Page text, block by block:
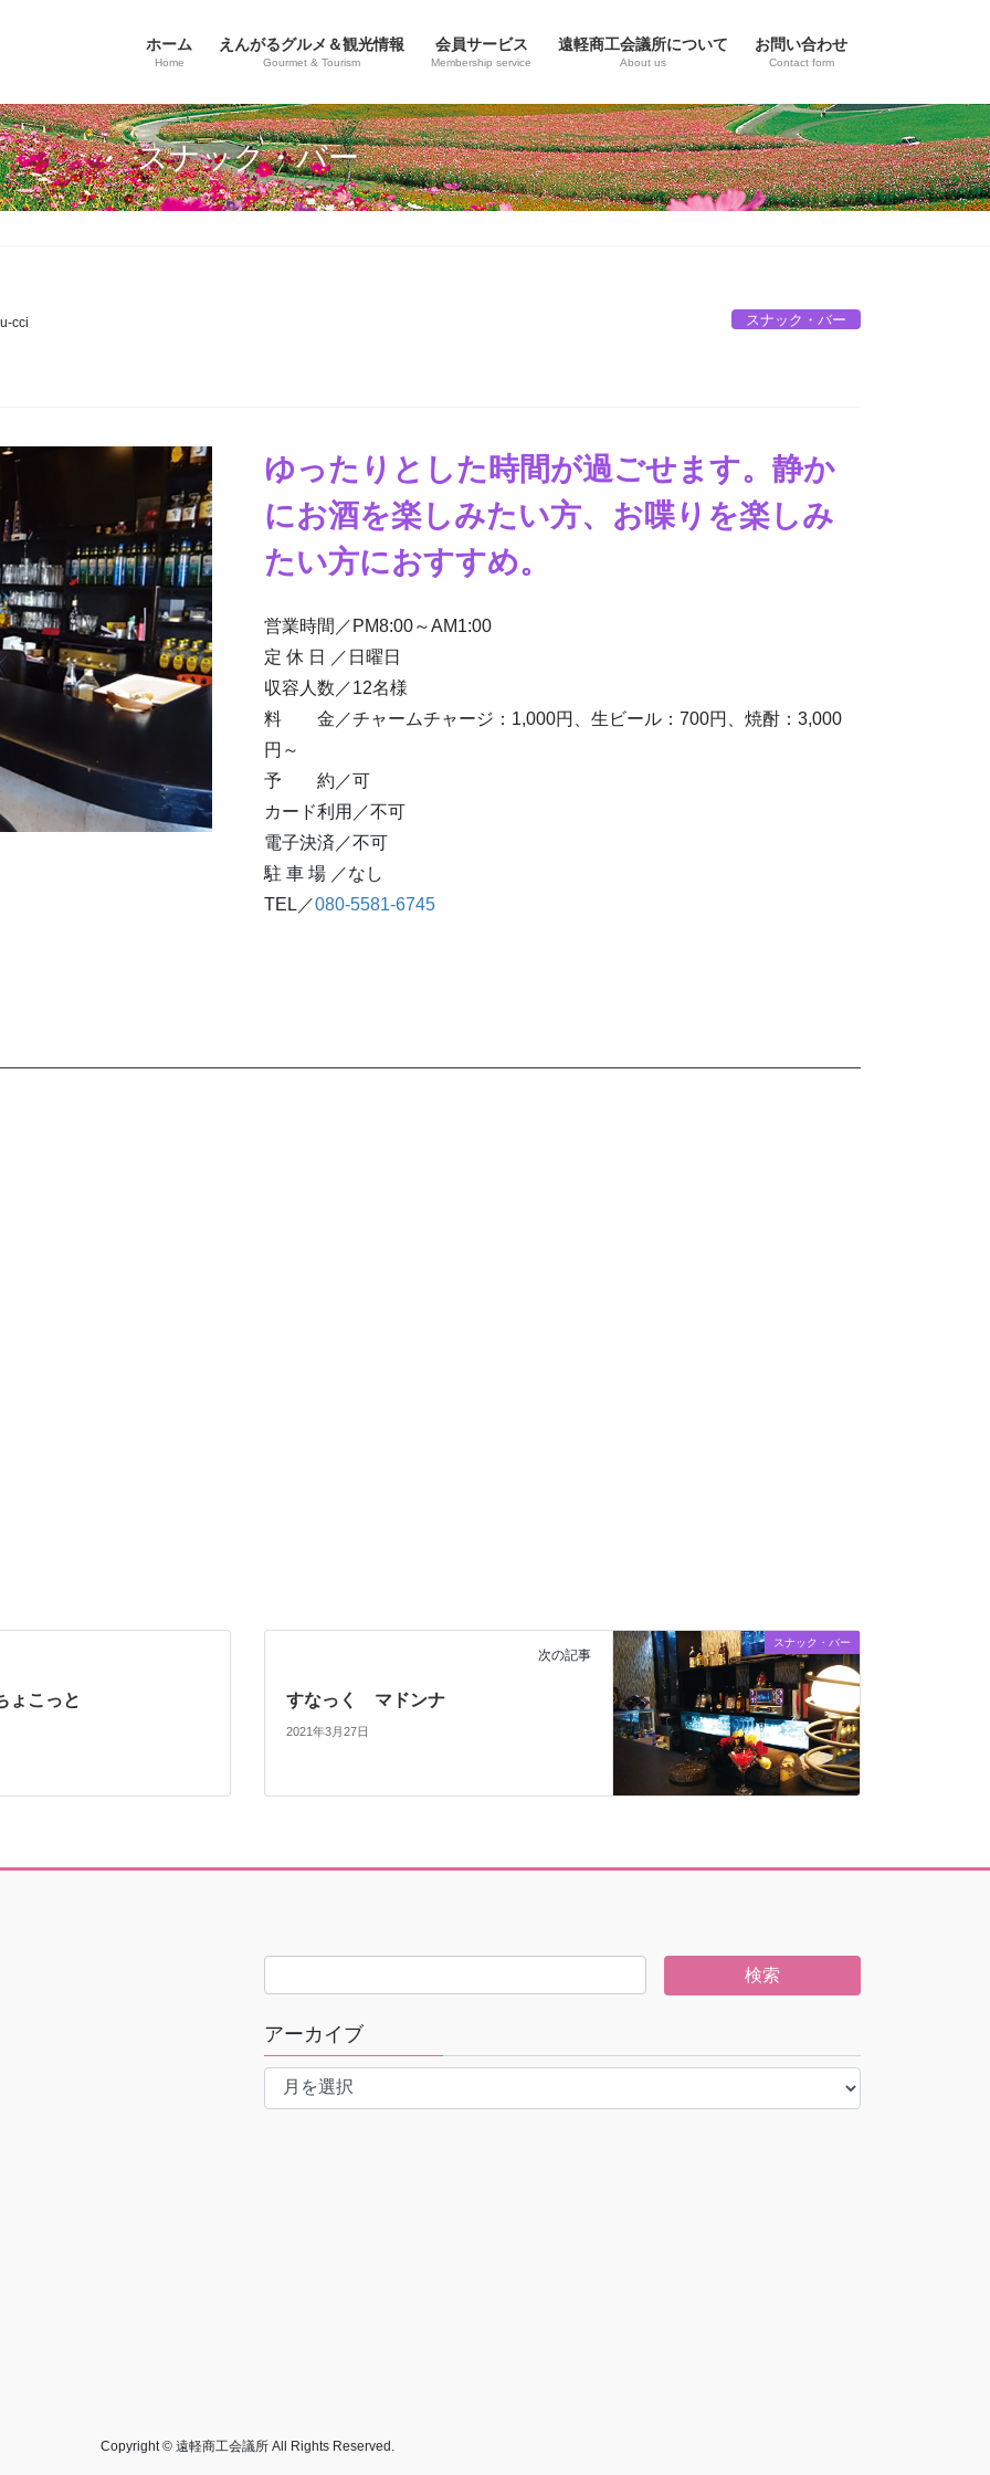
ホーム
Home
えんがるグルメ＆観光情報
Gourmet & Tourism
会員サービス
Membership service
遠軽商工会議所について
About us
お問い合わせ
Contact form
スナック・バー
cci スナック・バー
ゆったりとした時間が過ごせます。静か
にお酒を楽しみたい方、お喋りを楽しみ
たい方におすすめ。
営業時間／PM8:00～AM1:00
定 休 日 ／日曜日
収容人数／12名様
料 金／チャームチャージ：1,000円、生ビール：700円、焼酎：3,000
円～
予 約／可
カード利用／不可
電子決済／不可
駐 車 場 ／なし
TEL／080-5581-6745
こっと
スナック・バー
次の記事
すなっく マドンナ
2021年3月27日
アーカイブ
ア
Copyright © 遠軽商工会議所 All Rights Reserved.